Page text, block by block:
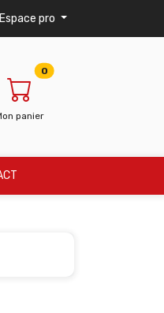
Espace pro
panier
0